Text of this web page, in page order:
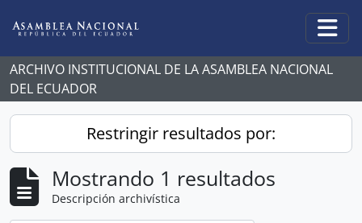
ARCHIVO INSTITUCIONAL DE LA ASAMBLEA NACIONAL
DEL ECUADOR
Restringir resultados por:
Mostrando 1 resultados
Descripción archivística